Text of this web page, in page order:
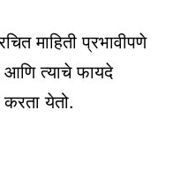
माहिती प्रभावीपणे
त्याचे फायदे
करता येतो.